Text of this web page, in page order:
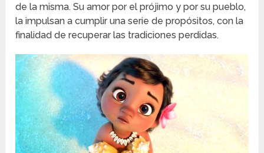
de la misma. Su amor por el prójimo y por su pueblo,
la impulsan a cumplir una serie de propósitos, con la
finalidad de recuperar las tradiciones perdidas.